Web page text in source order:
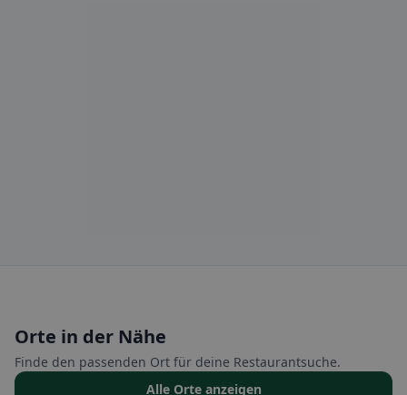
Orte in der Nähe
Finde den passenden Ort für deine Restaurantsuche.
Alle Orte anzeigen